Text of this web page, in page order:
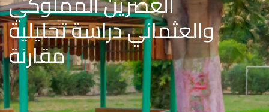
والعثماني دراسة تحليلية
مقارنة